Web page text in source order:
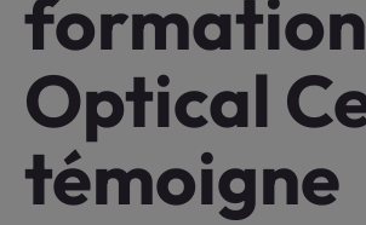
Optical
témoigne